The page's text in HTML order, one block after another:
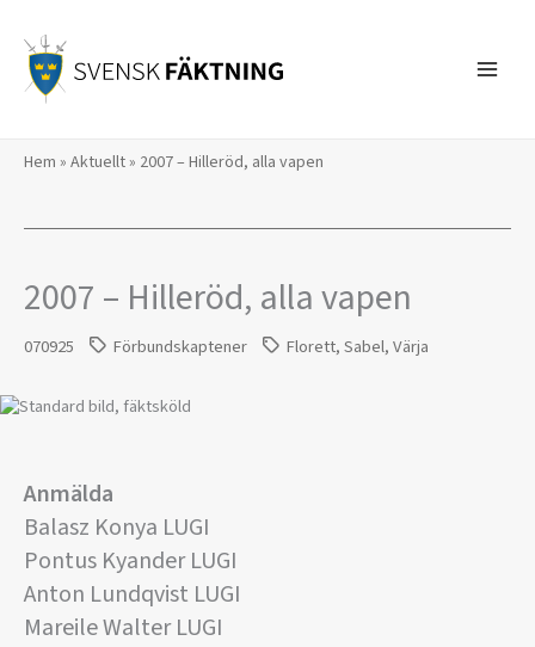
innehåll
Hem » Aktuellt» 2007 – Hilleröd, alla vapen
2007 – Hilleröd, alla vapen
070925 Förbundskaptener Florett,Sabel,Värja
Anmälda
Balasz Konya LUGI
Pontus Kyander LUGI
Anton Lundqvist LUGI
Mareile Walter LUGI